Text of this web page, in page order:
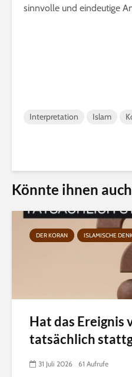
sinnvolle und eindeutige
Interpretation Islam
Könnte ihnen
DER KORAN ISLAMISCHE
Hat das Ereignis
tatsächlich
31 Juli 2026 61 Aufrufe